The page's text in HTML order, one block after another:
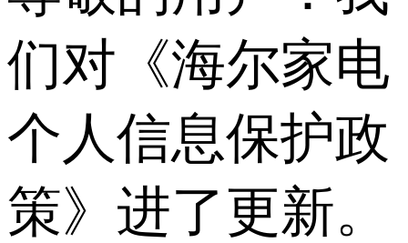
们对《海尔家电
个人信息保护政
策》进了更新。